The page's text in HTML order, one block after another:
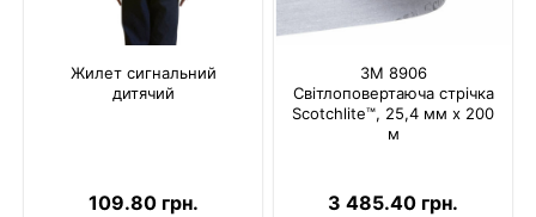
Жилет сигнальний
дитячий
109.80 грн.
3M 8906
Світлоповертаюча стрічка
Scotchlite™, 25,4 мм х 200
м
3 485.40 грн.